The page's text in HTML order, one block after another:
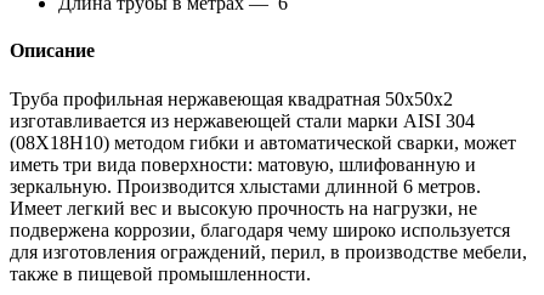
Описание
Труба профильная нержавеющая квадратная 50х50х2
изготавливается из нержавеющей стали марки AISI 304
(08Х18Н10) методом гибки и автоматической сварки, может
иметь три вида поверхности: матовую, шлифованную и
зеркальную. Производится хлыстами длинной 6 метров.
Имеет легкий вес и высокую прочность на нагрузки, не
подвержена коррозии, благодаря чему широко используется
для изготовления ограждений, перил, в производстве мебели,
также в пищевой промышленности.